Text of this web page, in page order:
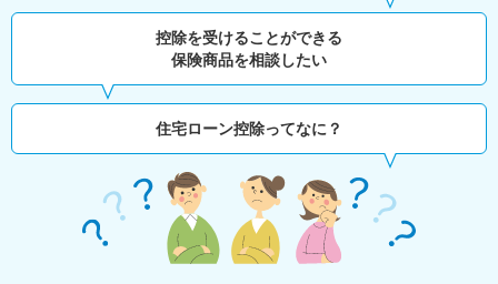
控除を受けることができる
保険商品を相談したい
住宅ローン控除ってなに？